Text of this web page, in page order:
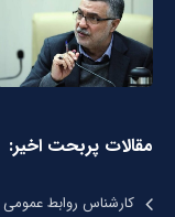
مقالات پربحت اخیر:
کارشناس روابط عمومی